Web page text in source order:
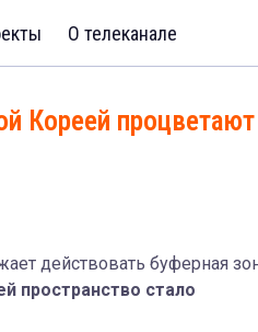
О телеканале
Кореей процветают
действовать буферная
пространство стало